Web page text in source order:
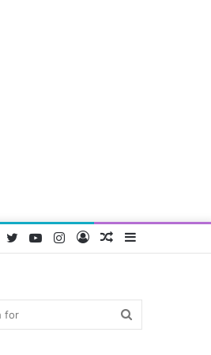
Random
Log
Instagram
YouTube
Twitter
Facebook